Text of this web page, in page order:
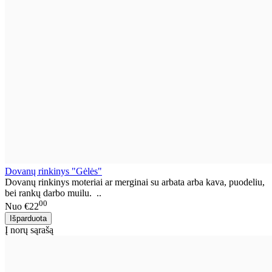
Dovanų rinkinys "Gėlės"
Dovanų rinkinys moteriai ar merginai su arbata arba kava, puodeliu,
bei rankų darbo muilu. ..
Nuo €2200
Į norų sąrašą